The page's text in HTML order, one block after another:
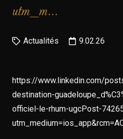
utm_m…
Actualités 9.02.26
https://www.linkedin.com/
destination-
officiel-le-rhum-ugcPost-